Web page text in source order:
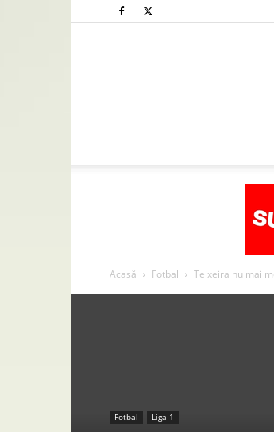
Acasă Fotbal Teixeira nu mai
Fotbal Liga 1